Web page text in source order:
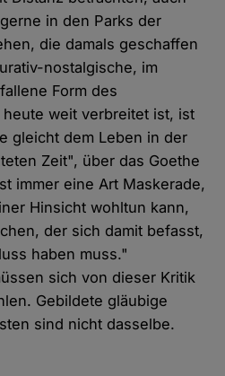
in den Parks der
die damals geschaffen
nostalgische, im
Form des
weit verbreitet ist, ist
gleicht dem Leben in der
Zeit", über das Goethe
immer eine Art Maskerade,
Hinsicht wohltun kann,
der sich damit befasst,
haben muss."
sich von dieser Kritik
Gebildete gläubige
sind nicht dasselbe.